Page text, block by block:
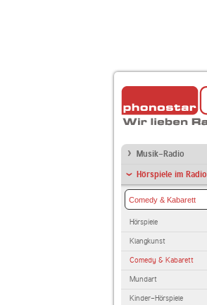
Musik-Radio
Hörspiele im Radio
Comedy & Kabarett
Hörspiele
Klangkunst
Comedy & Kabarett
Mundart
Kinder-Hörspiele